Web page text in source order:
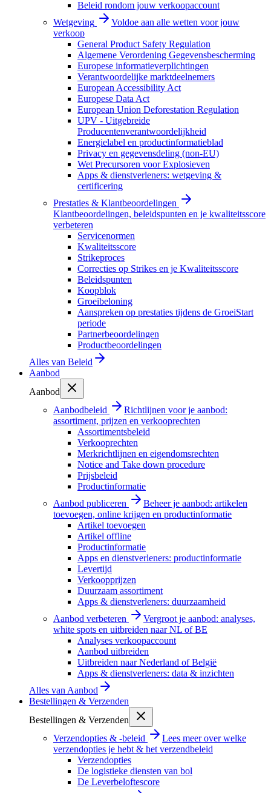
Beleid rondom jouw verkoopaccount
Wetgeving
Voldoe aan alle wetten voor jouw
verkoop
General Product Safety Regulation
Algemene Verordening Gegevensbescherming
Europese informatieverplichtingen
Verantwoordelijke marktdeelnemers
European Accessibility Act
Europese Data Act
European Union Deforestation Regulation
UPV - Uitgebreide
Producentenverantwoordelijkheid
Energielabel en productinformatieblad
Privacy en gegevensdeling (non-EU)
Wet Precursoren voor Explosieven
Apps & dienstverleners: wetgeving &
certificering
Prestaties & Klantbeoordelingen
Klantbeoordelingen, beleidspunten en je kwaliteitsscore
verbeteren
Servicenormen
Kwaliteitsscore
Strikeproces
Correcties op Strikes en je Kwaliteitsscore
Beleidspunten
Koopblok
Groeibeloning
Aanspreken op prestaties tijdens de GroeiStart
periode
Partnerbeoordelingen
Productbeoordelingen
Alles van Beleid
Aanbod
Aanbod
Aanbodbeleid
Richtlijnen voor je aanbod:
assortiment, prijzen en verkooprechten
Assortimentsbeleid
Verkooprechten
Merkrichtlijnen en eigendomsrechten
Notice and Take down procedure
Prijsbeleid
Productinformatie
Aanbod publiceren
Beheer je aanbod: artikelen
toevoegen, online krijgen en productinformatie
Artikel toevoegen
Artikel offline
Productinformatie
Apps en dienstverleners: productinformatie
Levertijd
Verkoopprijzen
Duurzaam assortiment
Apps & dienstverleners: duurzaamheid
Aanbod verbeteren
Vergroot je aanbod: analyses,
white spots en uitbreiden naar NL of BE
Analyses verkoopaccount
Aanbod uitbreiden
Uitbreiden naar Nederland of België
Apps & dienstverleners: data & inzichten
Alles van Aanbod
Bestellingen & Verzenden
Bestellingen & Verzenden
Verzendopties & -beleid
Lees meer over welke
verzendopties je hebt & het verzendbeleid
Verzendopties
De logistieke diensten van bol
De Leverbeloftescore